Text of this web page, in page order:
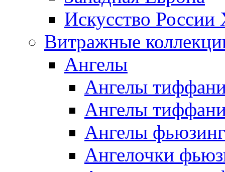
Искусство
Витражные
Ангелы
Ангелы
Ангелы
Ангелы фьюзинг
Ангелочки